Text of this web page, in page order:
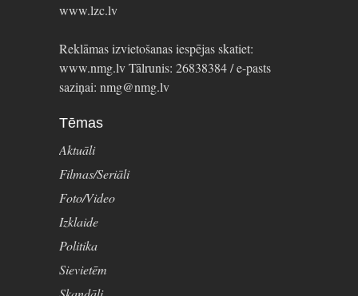
www.lzc.lv
Reklāmas izvietošanas iespējas skatiet:
www.nmg.lv Tālrunis: 26838384 / e-pasts
saziņai: nmg@nmg.lv
Tēmas
Aktuāli
Filmas/Seriāli
Foto/Video
Izklaide
Politika
Sievietēm